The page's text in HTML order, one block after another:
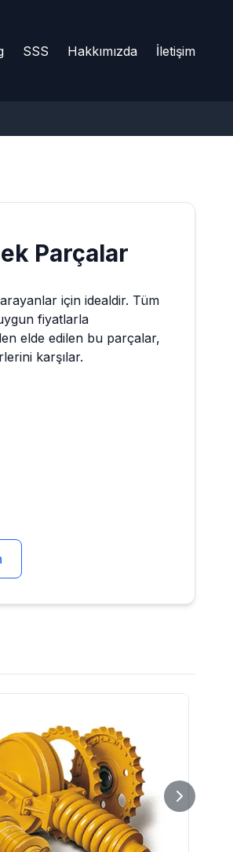
SSS Hakkımızda İletişim
Parçalar
için idealdir. Tüm
fiyatlarla
elde edilen bu parçalar,
karşılar.